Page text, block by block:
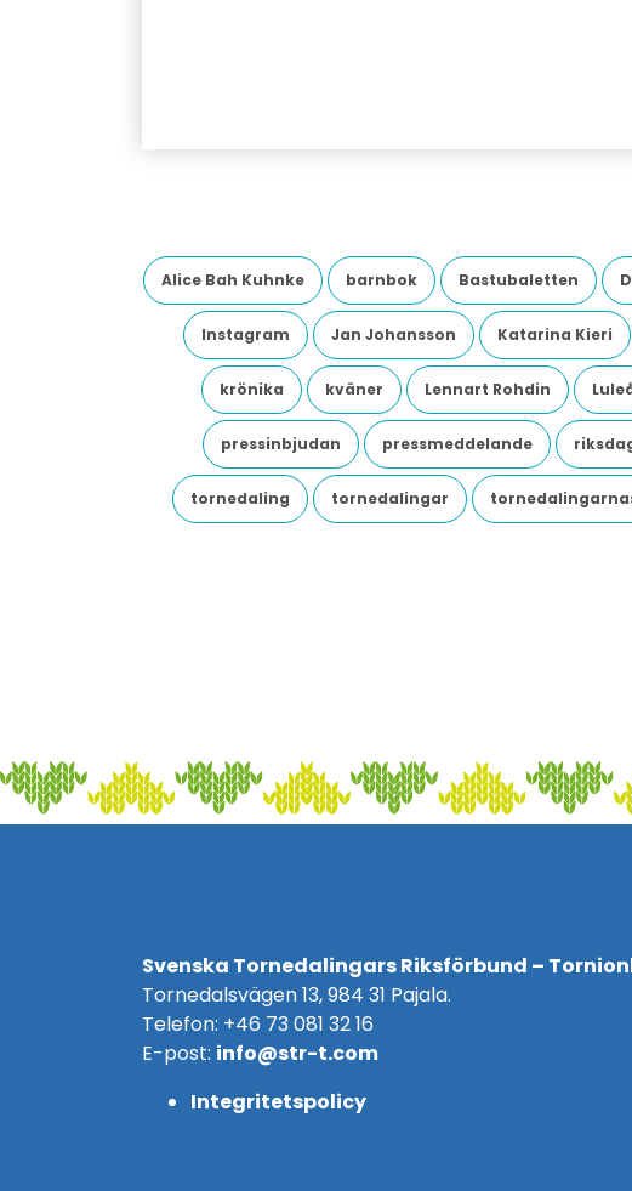
Alice Bah Kuhnke barnbok Bastubaletten
Instagram Jan Johansson Katarina Kieri
krönika kväner Lennart Rohdin
pressinbjudan pressmeddelande
tornedaling tornedalingar
Svenska Tornedalingars Riksförbund –
Tornedalsvägen 13, 984 31 Pajala.
Telefon: +46 73 081 32 16
E-post: info@str-t.com
Integritetspolicy